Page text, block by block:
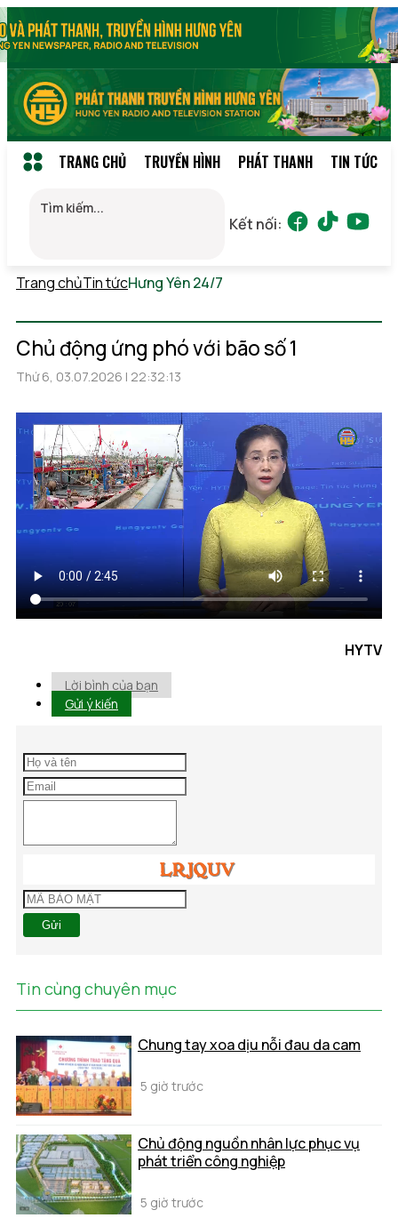
TRANG CHỦ TRUYỀN HÌNH PHÁT THANH TIN TỨC
Kết nối:
Trang chủTin tứcHưng Yên 24/7
Chủ động ứng phó với bão số 1
Thứ 6, 03.07.2026 | 22:32:13
HYTV
Lời bình của bạn
Gửi ý kiến
Gửi
Tin cùng chuyên mục
Chung tay xoa dịu nỗi đau da cam
5 giờ trước
Chủ động nguồn nhân lực phục vụ
phát triển công nghiệp
5 giờ trước